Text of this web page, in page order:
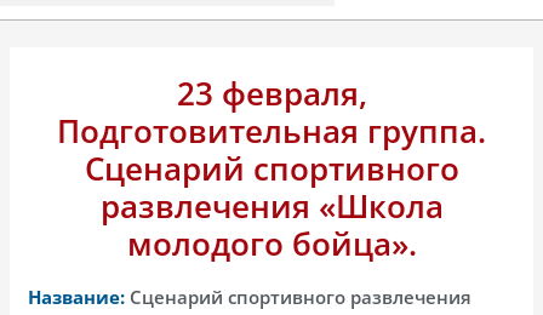
23 февраля,
Подготовительная группа.
Сценарий спортивного
развлечения «Школа
молодого бойца».
Название: Сценарий спортивного развлечения